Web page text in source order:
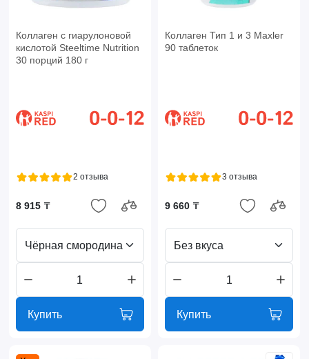
Коллаген с гиарулоновой
кислотой Steeltime Nutrition
30 порций 180 г
2 отзыва
8 915 ₸
Чёрная смородина
Купить
Коллаген Тип 1 и 3 Maxler
90 таблеток
3 отзыва
9 660 ₸
Без вкуса
Купить